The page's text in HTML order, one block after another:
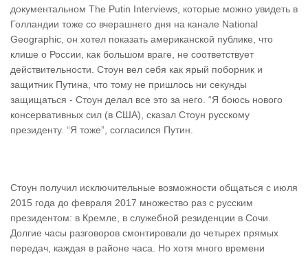
документальном The Putin Interviews, которые можно увидеть в
Голландии тоже со вчерашнего дня на канале National
Geographic, он хотел показать американской публике, что
клише о России, как большом враге, не соответствует
действительности. Стоун вел себя как ярый поборник и
защитник Путина, что тому не пришлось ни секунды
защищаться - Стоун делал все это за него. “Я боюсь нового
консервативных сил (в США), сказал Стоун русскому
президенту. “Я тоже”, согласился Путин.
Стоун получил исключительные возможности общаться с июля
2015 года до февраля 2017 множество раз с русским
президентом: в Кремле, в служебной резиденции в Сочи.
Долгие часы разговоров смонтировали до четырех прямых
передач, каждая в районе часа. Но хотя много времени